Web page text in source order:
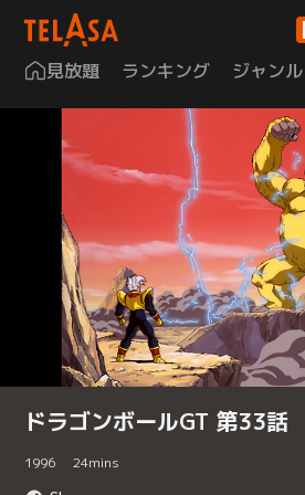
見放題 ランキング ジャンル
ドラゴンボールGT 第33話
1996 24mins